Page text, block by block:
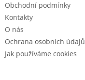
Obchodní podmínky
Kontakty
O nás
Ochrana osobních údajů
Jak používáme cookies